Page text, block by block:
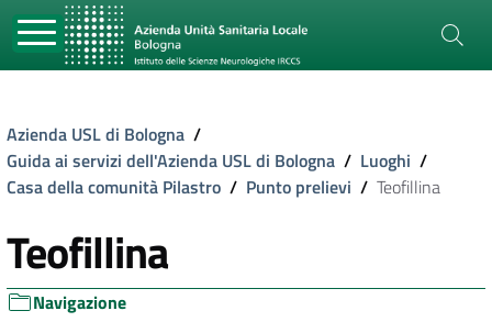
Azienda USL di Bologna /
Guida ai servizi dell'Azienda USL di Bologna / Luoghi /
Casa della comunità Pilastro / Punto prelievi / Teofillina
Teofillina
Navigazione